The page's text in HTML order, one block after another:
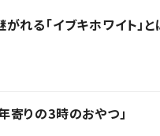
る「イブキホワイト」と
りの3時のおやつ」